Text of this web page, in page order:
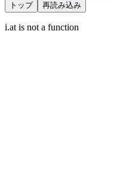
トップ 再読み込み
i.at is not a function